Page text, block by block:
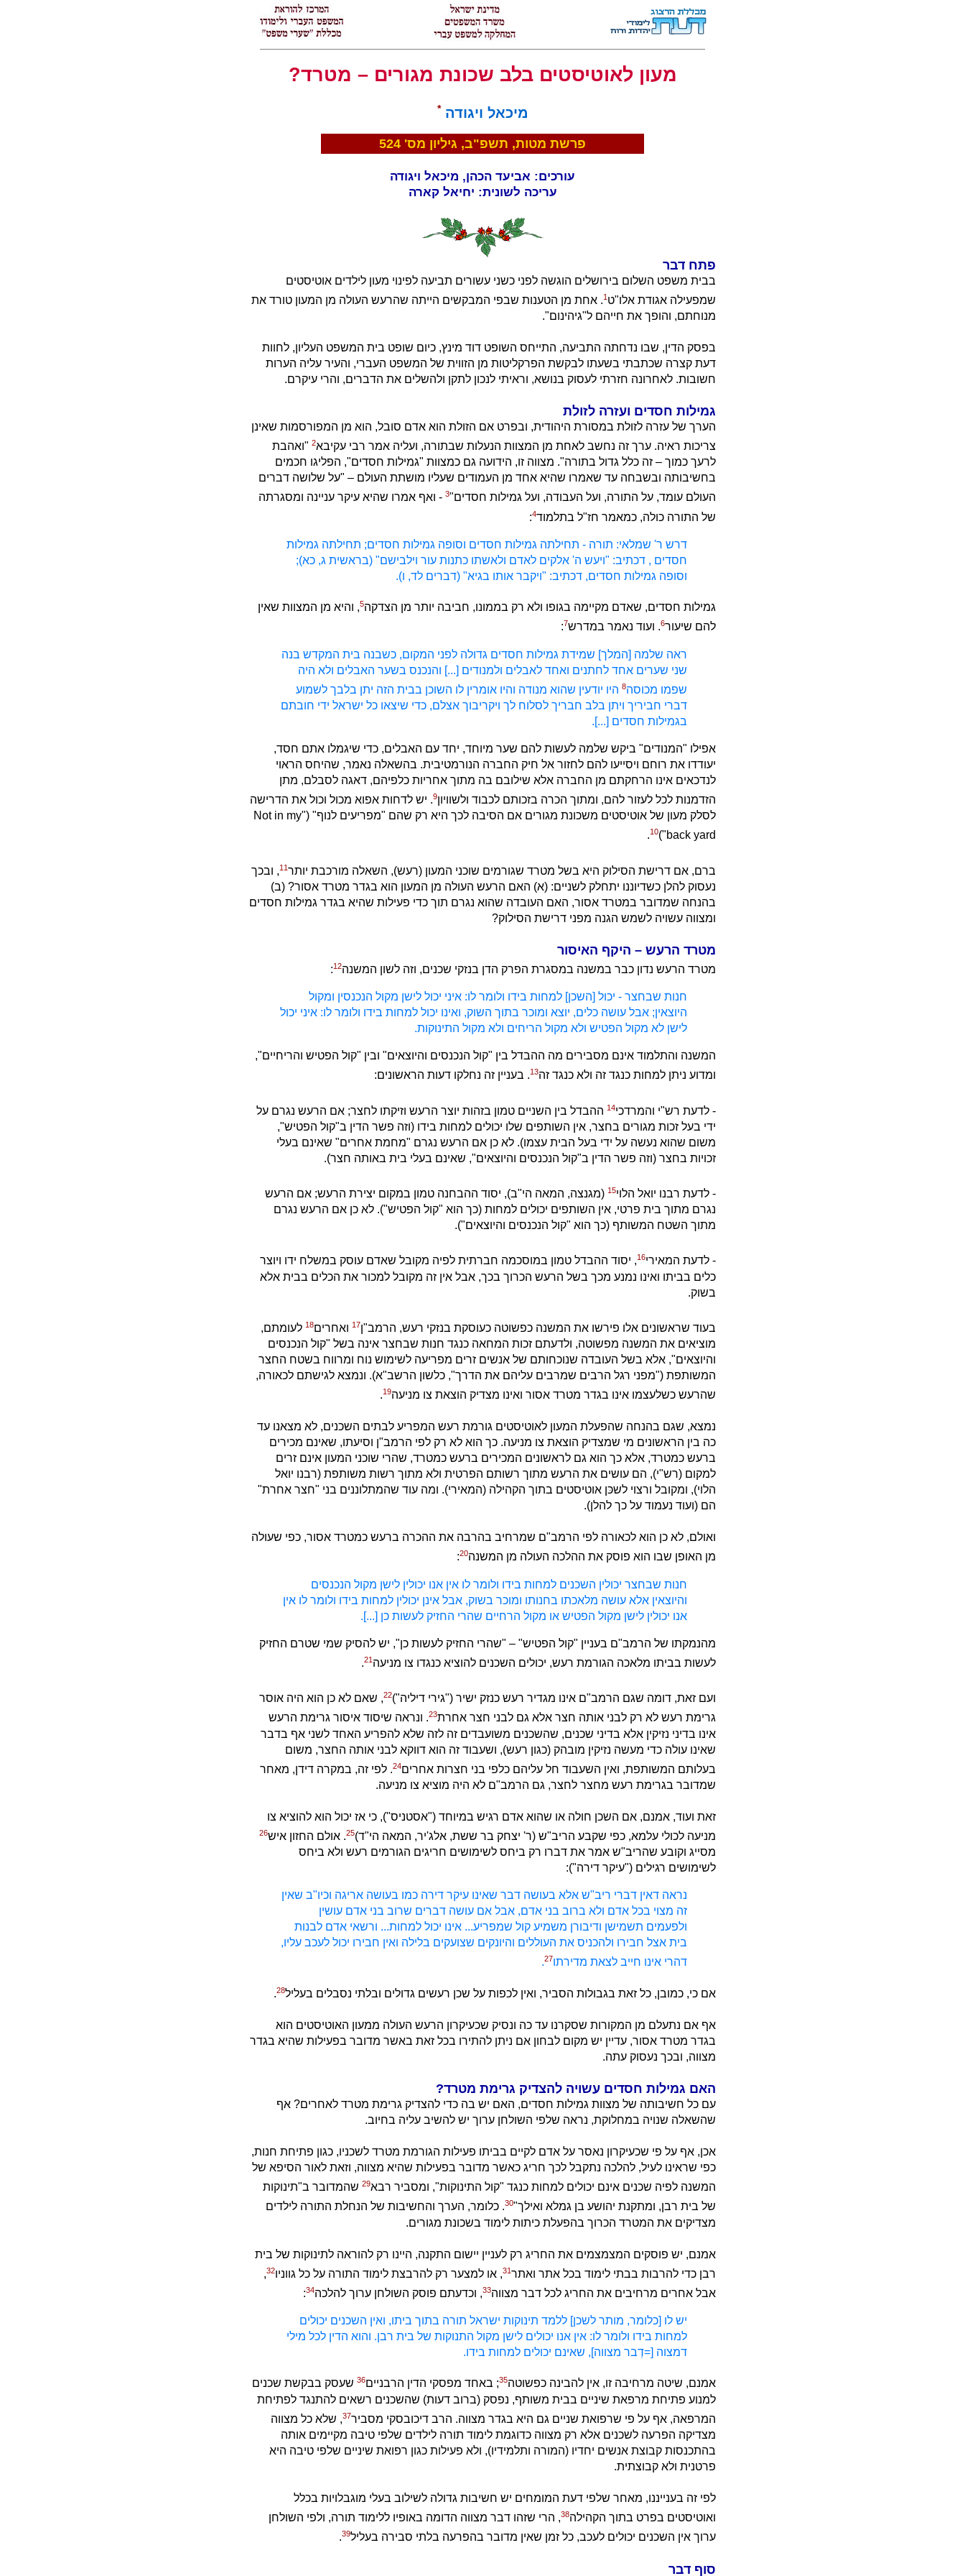
מעון לאוטיסטים בלב שכונת מגורים – מטרד?
מיכאל ויגודה*
פרשת מטות, תשפ"ב, גיליון מס' 524
עורכים: אביעד הכהן, מיכאל ויגודה
עריכה לשונית: יחיאל קארה
פתח דבר
בבית משפט השלום בירושלים הוגשה לפני כשני עשורים תביעה לפינוי מעון לילדים אוטיסטים
שמפעילה אגודת אלו"ט 1. אחת מן הטענות שבפי המבקשים הייתה שהרעש העולה מן המעון טורד את
מנוחתם, והופך את חייהם ל"גיהינום".
בפסק הדין, שבו נדחתה התביעה, התייחס השופט דוד מינץ, כיום שופט בית המשפט העליון, לחוות
דעת קצרה שכתבתי בשעתו לבקשת הפרקליטות מן הזווית של המשפט העברי, והעיר עליה הערות
חשובות. לאחרונה חזרתי לעסוק בנושא, וראיתי לנכון לתקן ולהשלים את הדברים, והרי עיקרם.
גמילות חסדים ועזרה לזולת
הערך של עזרה לזולת במסורת היהודית, ובפרט אם הזולת הוא אדם סובל, הוא מן המפורסמות שאינן
צריכות ראיה. ערך זה נחשב לאחת מן המצוות הנעלות שבתורה, ועליה אמר רבי עקיבא2 "ואהבת
לרעך כמוך – זה כלל גדול בתורה". מצווה זו, הידועה גם כמצוות "גמילות חסדים", הפליגו חכמים
בחשיבותה ובשבחה עד שאמרו שהיא אחד מן העמודים שעליו מושתת העולם – "על שלושה דברים
העולם עומד, על התורה, ועל העבודה, ועל גמילות חסדים"3 - ואף אמרו שהיא עיקר עניינה ומסגרתה
של התורה כולה, כמאמר חז"ל בתלמוד4
:
דרש ר' שמלאי: תורה - תחילתה גמילות חסדים וסופה גמילות חסדים; תחילתה גמילות
חסדים , דכתיב: "ויעש ה' אלקים לאדם ולאשתו כתנות עור וילבישם" (בראשית ג, כא);
וסופה גמילות חסדים, דכתיב: "ויקבר אותו בגיא" (דברים לד, ו).
גמילות חסדים, שאדם מקיימה בגופו ולא רק בממונו, חביבה יותר מן הצדקה5, והיא מן המצוות שאין
להם שיעור6. ועוד נאמר במדרש7
:
ראה שלמה [המלך] שמידת גמילות חסדים גדולה לפני המקום, כשבנה בית המקדש בנה
שני שערים אחד לחתנים ואחד לאבלים ולמנודים [...] והנכנס בשער האבלים ולא היה
שפמו מכוסה8 היו יודעין שהוא מנודה והיו אומרין לו השוכן בבית הזה יתן בלבך לשמוע
דברי חביריך ויתן בלב חבריך לסלוח לך ויקריבוך אצלם, כדי שיצאו כל ישראל ידי חובתם
בגמילות חסדים [...].
אפילו "המנודים" ביקש שלמה לעשות להם שער מיוחד, יחד עם האבלים, כדי שיגמלו אתם חסד,
יעודדו את רוחם ויסייעו להם לחזור אל חיק החברה הנורמטיבית. בהשאלה נאמר, שהיחס הראוי
לנדכאים אינו הרחקתם מן החברה אלא שילובם בה מתוך אחריות כלפיהם, דאגה לסבלם, מתן
הזדמנות לכל לעזור להם, ומתוך הכרה בזכותם לכבוד ולשוויון9. יש לדחות אפוא מכול וכול את הדרישה
לסלק מעון של אוטיסטים משכונת מגורים אם הסיבה לכך היא רק שהם "מפריעים לנוף" ("Not in my
back yard")
10
.
ברם, אם דרישת הסילוק היא בשל מטרד שגורמים שוכני המעון (רעש), השאלה מורכבת יותר11, ובכך
נעסוק להלן כשדיוננו יתחלק לשניים: (א) האם הרעש העולה מן המעון הוא בגדר מטרד אסור? (ב)
בהנחה שמדובר במטרד אסור, האם העובדה שהוא נגרם תוך כדי פעילות שהיא בגדר גמילות חסדים
ומצווה עשויה לשמש הגנה מפני דרישת הסילוק?
מטרד הרעש – היקף האיסור
מטרד הרעש נדון כבר במשנה במסגרת הפרק הדן בנזקי שכנים, וזה לשון המשנה12
:
חנות שבחצר - יכול [השכן] למחות בידו ולומר לו: איני יכול לישן מקול הנכנסין ומקול
היוצאין; אבל עושה כלים, יוצא ומוכר בתוך השוק, ואינו יכול למחות בידו ולומר לו: איני יכול
לישן לא מקול הפטיש ולא מקול הריחים ולא מקול התינוקות.
המשנה והתלמוד אינם מסבירים מה ההבדל בין "קול הנכנסים והיוצאים" ובין "קול הפטיש והריחיים",
ומדוע ניתן למחות כנגד זה ולא כנגד זה13. בעניין זה נחלקו דעות הראשונים:
- לדעת רש"י והמרדכי14 ההבדל בין השניים טמון בזהות יוצר הרעש וזיקתו לחצר; אם הרעש נגרם על
ידי בעל זכות מגורים בחצר, אין השותפים שלו יכולים למחות בידו (וזה פשר הדין ב"קול הפטיש",
משום שהוא נעשה על ידי בעל הבית עצמו). לא כן אם הרעש נגרם "מחמת אחרים" שאינם בעלי
זכויות בחצר (וזה פשר הדין ב"קול הנכנסים והיוצאים", שאינם בעלי בית באותה חצר).
- לדעת רבנו יואל הלוי15 (מגנצה, המאה הי"ב), יסוד ההבחנה טמון במקום יצירת הרעש; אם הרעש
נגרם מתוך בית פרטי, אין השותפים יכולים למחות (כך הוא "קול הפטיש"). לא כן אם הרעש נגרם
מתוך השטח המשותף (כך הוא "קול הנכנסים והיוצאים").
- לדעת המאירי16, יסוד ההבדל טמון במוסכמה חברתית לפיה מקובל שאדם עוסק במשלח ידו ויוצר
כלים בביתו ואינו נמנע מכך בשל הרעש הכרוך בכך, אבל אין זה מקובל למכור את הכלים בבית אלא
בשוק.
בעוד שראשונים אלו פירשו את המשנה כפשוטה כעוסקת בנזקי רעש, הרמב"ן17 ואחרים18 לעומתם,
מוציאים את המשנה מפשוטה, ולדעתם זכות המחאה כנגד חנות שבחצר אינה בשל "קול הנכנסים
והיוצאים", אלא בשל העובדה שנוכחותם של אנשים זרים מפריעה לשימוש נוח ומרווח בשטח החצר
המשותפת ("מפני רגל הרבים שמרבים עליהם את הדרך", כלשון הרשב"א). ונמצא לגישתם לכאורה,
שהרעש כשלעצמו אינו בגדר מטרד אסור ואינו מצדיק הוצאת צו מניעה19
.
נמצא, שגם בהנחה שהפעלת המעון לאוטיסטים גורמת רעש המפריע לבתים השכנים, לא מצאנו עד
כה בין הראשונים מי שמצדיק הוצאת צו מניעה. כך הוא לא רק לפי הרמב"ן וסיעתו, שאינם מכירים
ברעש כמטרד, אלא כך הוא גם לראשונים המכירים ברעש כמטרד, שהרי שוכני המעון אינם זרים
למקום (רש"י), הם עושים את הרעש מתוך רשותם הפרטית ולא מתוך רשות משותפת (רבנו יואל
הלוי), ומקובל ורצוי לשכּן אוטיסטים בתוך הקהילה (המאירי). ומה עוד שהמתלוננים בני "חצר אחרת"
הם (ועוד נעמוד על כך להלן).
ואולם, לא כן הוא לכאורה לפי הרמב"ם שמרחיב בהרבה את ההכרה ברעש כמטרד אסור, כפי שעולה
מן האופן שבו הוא פוסק את ההלכה העולה מן המשנה20
:
חנות שבחצר יכולין השכנים למחות בידו ולומר לו אין אנו יכולין לישן מקול הנכנסים
והיוצאין אלא עושה מלאכתו בחנותו ומוכר בשוק, אבל אינן יכולין למחות בידו ולומר לו אין
אנו יכולין לישן מקול הפטיש או מקול הרחיים שהרי החזיק לעשות כן [...].
מהנמקתו של הרמב"ם בעניין "קול הפטיש" – "שהרי החזיק לעשות כן", יש להסיק שמי שטרם החזיק
לעשות בביתו מלאכה הגורמת רעש, יכולים השכנים להוציא כנגדו צו מניעה 21
.
ועם זאת, דומה שגם הרמב"ם אינו מגדיר רעש כנזק ישיר ("גירי דיליה")22, שאם לא כן הוא היה אוסר
גרימת רעש לא רק לבני אותה חצר אלא גם לבני חצר אחרת23. ונראה שיסוד איסור גרימת הרעש
אינו בדיני נזיקין אלא בדיני שכנים, שהשכנים משועבדים זה לזה שלא להפריע האחד לשני אף בדבר
שאינו עולה כדי מעשה נזיקין מובהק (כגון רעש), ושעבוד זה הוא דווקא לבני אותה החצר, משום
בעלותם המשותפת, ואין השעבוד חל עליהם כלפי בני חצרות אחרים24. לפי זה, במקרה דידן, מאחר
שמדובר בגרימת רעש מחצר לחצר, גם הרמב"ם לא היה מוציא צו מניעה.
זאת ועוד, אמנם, אם השכן חולה או שהוא אדם רגיש במיוחד ("אסטניס"), כי אז יכול הוא להוציא צו
מניעה לכולי עלמא, כפי שקבע הריב"ש (ר' יצחק בר ששת, אלג'יר, המאה הי"ד)25. אולם החזון איש26
מסייג וקובע שהריב"ש אמר את דברו רק ביחס לשימושים חריגים הגורמים רעש ולא ביחס
לשימושים רגילים ("עיקר דירה"):
נראה דאין דברי ריב"ש אלא בעושה דבר שאינו עיקר דירה כמו בעושה אריגה וכיו"ב שאין
זה מצוי בכל אדם ולא ברוב בני אדם, אבל אם עושה דברים שרוב בני אדם עושין
ולפעמים תשמישן ודיבורן משמיע קול שמפריע... אינו יכול למחות... ורשאי אדם לבנות
בית אצל חבירו ולהכניס את העוללים והיונקים שצועקים בלילה ואין חבירו יכול לעכב עליו,
דהרי אינו חייב לצאת מדירתו27
.
אם כי, כמובן, כל זאת בגבולות הסביר, ואין לכפות על שכן רעשים גדולים ובלתי נסבלים בעליל28
.
אף אם נתעלם מן המקורות שסקרנו עד כה ונסיק שכעיקרון הרעש העולה ממעון האוטיסטים הוא
בגדר מטרד אסור, עדיין יש מקום לבחון אם ניתן להתירו בכל זאת באשר מדובר בפעילות שהיא בגדר
מצווה, ובכך נעסוק עתה.
האם גמילות חסדים עשויה להצדיק גרימת מטרד?
עם כל חשיבותה של מצוות גמילות חסדים, האם יש בה כדי להצדיק גרימת מטרד לאחרים? אף
שהשאלה שנויה במחלוקת, נראה שלפי השולחן ערוך יש להשיב עליה בחיוב.
אכן, אף על פי שכעיקרון נאסר על אדם לקיים בביתו פעילות הגורמת מטרד לשכניו, כגון פתיחת חנות,
כפי שראינו לעיל, להלכה נתקבל לכך חריג כאשר מדובר בפעילות שהיא מצווה, וזאת לאור הסיפא של
המשנה לפיה שכנים אינם יכולים למחות כנגד "קול התינוקות", ומסביר רבא29 שהמדובר ב"תינוקות
של בית רבן, ומתקנת יהושע בן גמלא ואילך"30. כלומר, הערך והחשיבות של הנחלת התורה לילדים
מצדיקים את המטרד הכרוך בהפעלת כיתות לימוד בשכונת מגורים.
אמנם, יש פוסקים המצמצמים את החריג רק לעניין יישום התקנה, היינו רק להוראה לתינוקות של בית
רבן כדי להרבות בבתי לימוד בכל אתר ואתר31, או למצער רק להרבצת לימוד התורה על כל גווניו32
,
אבל אחרים מרחיבים את החריג לכל דבר מצווה33, וכדעתם פוסק השולחן ערוך להלכה34
:
יש לו [כלומר, מותר לשכן] ללמד תינוקות ישראל תורה בתוך ביתו, ואין השכנים יכולים
למחות בידו ולומר לו: אין אנו יכולים לישן מקול התנוקות של בית רבן. והוא הדין לכל מילי
דמצוה [=דְבר מצווה], שאינם יכולים למחות בידו.
אמנם, שיטה מרחיבה זו, אין להבינה כפשוטה35; באחד מפסקי הדין הרבניים36 שעסק בבקשת שכנים
למנוע פתיחת מרפאת שיניים בבית משותף, נפסק (ברוב דעות) שהשכנים רשאים להתנגד לפתיחת
המרפאה, אף על פי שרפואת שניים גם היא בגדר מצווה. הרב דיכובסקי מסביר37, שלא כל מצווה
מצדיקה הפרעה לשכנים אלא רק מצווה כדוגמת לימוד תורה לילדים שלפי טיבה מקיימים אותה
בהתכנסות קבוצת אנשים יחדיו (המורה ותלמידיו), ולא פעילות כגון רפואת שיניים שלפי טיבה היא
פרטנית ולא קבוצתית.
לפי זה בענייננו, מאחר שלפי דעת המומחים יש חשיבות גדולה לשילוב בעלי מוגבלויות בכלל
ואוטיסטים בפרט בתוך הקהילה38, הרי שזהו דבר מצווה הדומה באופיו ללימוד תורה, ולפי השולחן
ערוך אין השכנים יכולים לעכב, כל זמן שאין מדובר בהפרעה בלתי סבירה בעליל39
.
סוף דבר